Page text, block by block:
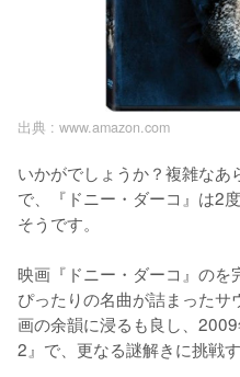
出典 : www.amazon.com
いかがでしょうか？複雑な
で、『ドニー・ダーコ』は2
そうです。
映画『ドニー・ダーコ』のを
ぴったりの名曲が詰まった
画の余韻に浸るも良し、
2』で、更なる謎解きに挑戦